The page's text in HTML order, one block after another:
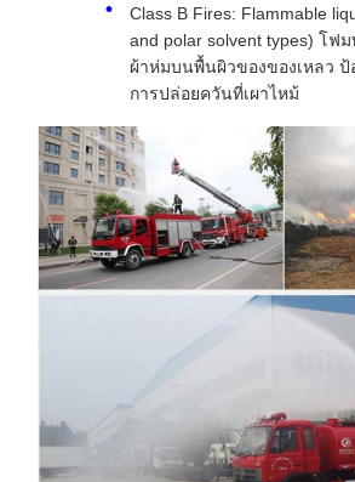
Class B Fires: Flammable
and polar solvent types) โฟ
ผ้าห่มบนพื้นผิวของของเหลว
การปล่อยควันที่เผาไหม้